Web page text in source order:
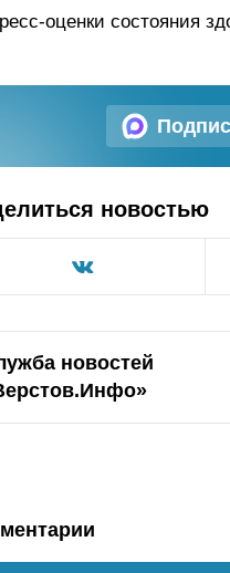
оценки состояния
новостью
новостей